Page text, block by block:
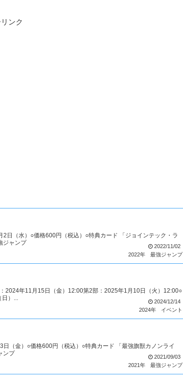
ンク
日（水）○価格600円（税込）○特典カード 「ジョインテック・ラ
ジャンプ
2022/11/02
2022年
最強ジャンプ
2024年11月15日（金）12:00第2部：2025年1月10日（火）12:00○
）...
2024/12/14
2024年
イベント
（金）○価格600円（税込）○特典カード 「最強旗獣カノンライ
ンプ
2021/09/03
2021年
最強ジャンプ